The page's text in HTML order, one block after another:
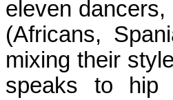
eleven
(Africans,
mixing their
speaks to hip